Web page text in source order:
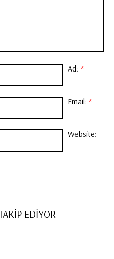
Ad: *
Email: *
Website:
EDİYOR